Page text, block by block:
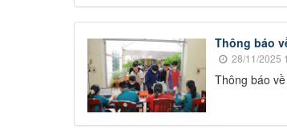
Thông báo
28/11/2025
Thông báo